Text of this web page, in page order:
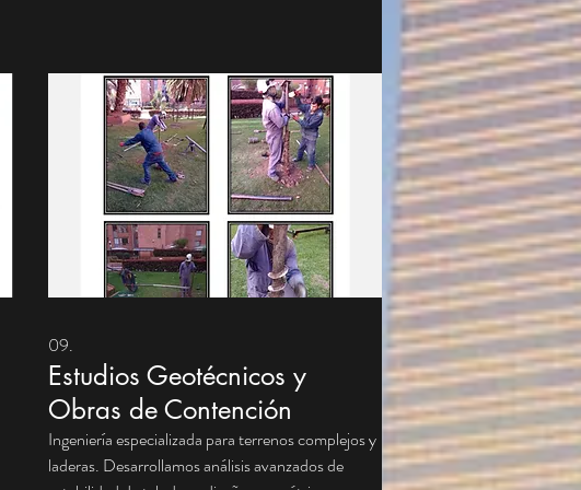
09.
Estudios Geotécnicos y
Obras de Contención
Ingeniería especializada para terrenos complejos y
laderas. Desarrollamos análisis avanzados de